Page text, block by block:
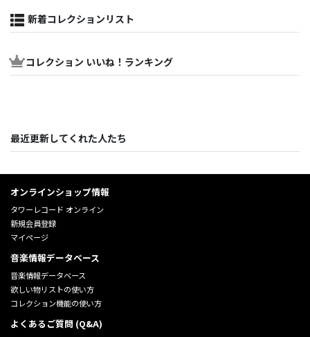
新着コレクションリスト
コレクション いいね！ランキング
最近更新してくれた人たち
オンラインショップ情報
タワーレコード オンライン
新規会員登録
マイページ
音楽情報データベース
音楽情報データベース
欲しい物リストの使い方
コレクション機能の使い方
よくあるご質問 (Q&A)